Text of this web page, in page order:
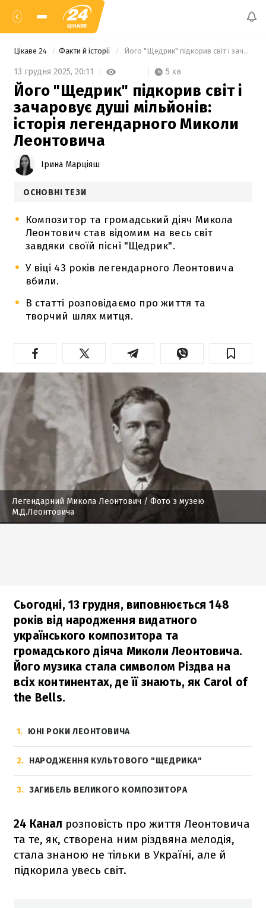
Цікаве 24 Факти й історії Його "Щедрик" підкорив світ і зачаровує душі мільйонів: історія легендарного Миколи Леонтовича
13 грудня 2025, 20:11 5 хв
Його "Щедрик" підкорив світ і
зачаровує душі мільйонів:
історія легендарного Миколи
Леонтовича
Ірина Марціяш
ОСНОВНІ ТЕЗИ
Композитор та громадський діяч Микола
Леонтович став відомим на весь світ
завдяки своїй пісні "Щедрик".
У віці 43 років легендарного Леонтовича
вбили.
В статті розповідаємо про життя та
творчий шлях митця.
Легендарний Микола Леонтович / Фото з музею
М.Д.Леонтовича
Сьогодні, 13 грудня, виповнюється 148
років від народження видатного
українського композитора та
громадського діяча Миколи Леонтовича.
Його музика стала символом Різдва на
всіх континентах, де її знають, як Carol of
the Bells.
1 ЮНІ РОКИ ЛЕОНТОВИЧА
2 НАРОДЖЕННЯ КУЛЬТОВОГО "ЩЕДРИКА"
3 ЗАГИБЕЛЬ ВЕЛИКОГО КОМПОЗИТОРА
24 Канал розповість про життя Леонтовича
та те, як, створена ним різдвяна мелодія,
стала знаною не тільки в Україні, але й
підкорила увесь світ.